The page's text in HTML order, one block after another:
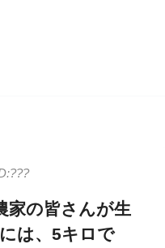
家の皆さんが生
は、5キロで